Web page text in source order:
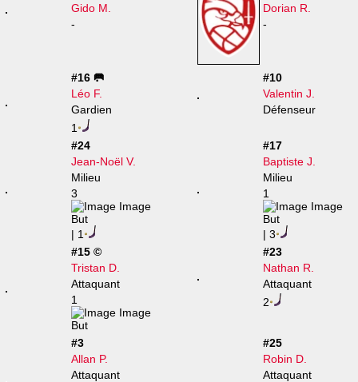
Gido M.
-
Dorian R.
-
#16 🥅
Léo F.
Gardien
1
#10
Valentin J.
Défenseur
#24
Jean-Noël V.
Milieu
3
| 1
#17
Baptiste J.
Milieu
1
| 3
#15 ©
Tristan D.
Attaquant
1
#23
Nathan R.
Attaquant
2
#3
Allan P.
Attaquant
#25
Robin D.
Attaquant